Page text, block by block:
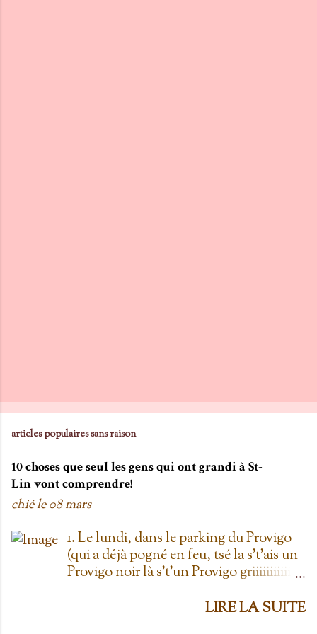
articles populaires sans raison
10 choses que seul les gens qui ont grandi à St-
Lin vont comprendre!
chié le08 mars
1. Le lundi, dans le parking du Provigo
(qui a déjà pogné en feu, tsé la s't'ais un
Provigo noir là s't'un Provigo griiiiiiiiiiis)
t'oublie qu'on est lundi mais là tu vois
LIRE LA SUITE